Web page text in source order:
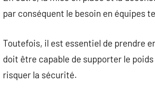
par conséquent le besoin en équipes
Toutefois, il est essentiel de prendre
doit être capable de supporter le
risquer la sécurité.